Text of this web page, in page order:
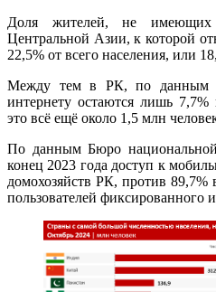
Доля жителей, не
Центральной Азии, к которой
22,5% от всего населения, или
Между тем в РК, по данным
интернету остаются лишь
это всё ещё около 1,5 млн
По данным Бюро
конец 2023 года доступ к
домохозяйств РК, против 89,7%
пользователей фиксированного